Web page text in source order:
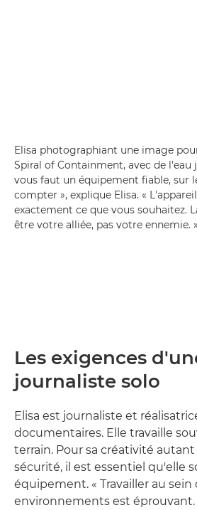
Elisa photographiant une image
Spiral of Containment, avec de l'eau
vous faut un équipement fiable, sur
compter », explique Elisa. «
exactement ce que vous souhaitez.
être votre alliée, pas votre ennemie. »
Les exigences
journaliste solo
Elisa est journaliste et
documentaires. Elle travaille
terrain. Pour sa créativité
sécurité, il est essentiel qu'elle
équipement. « Travailler au sein
environnements est